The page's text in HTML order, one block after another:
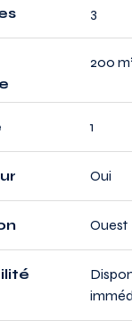
3
200
1
Oui
Ouest